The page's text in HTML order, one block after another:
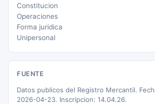
Constitucion
Operaciones
Forma juridica
Unipersonal
FUENTE
Datos publicos del Registro Mercantil.
2026-04-23. Inscripcion: 14.04.26.